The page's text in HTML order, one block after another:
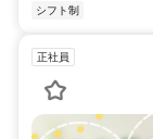
シフト制
正社員